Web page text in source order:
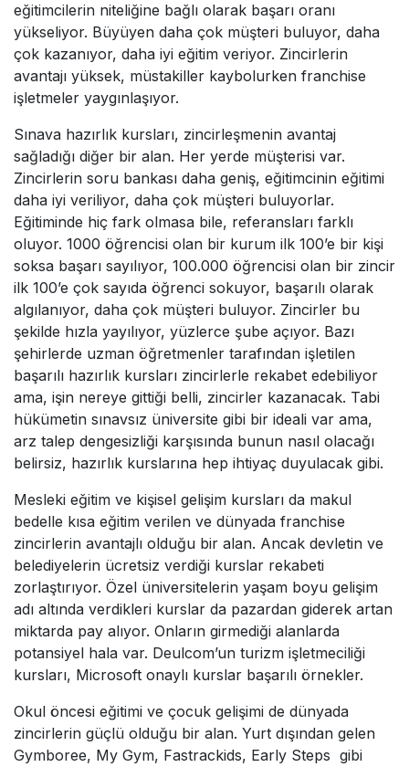
eğitimcilerin niteliğine bağlı olarak başarı oranı
yükseliyor. Büyüyen daha çok müşteri buluyor, daha
çok kazanıyor, daha iyi eğitim veriyor. Zincirlerin
avantajı yüksek, müstakiller kaybolurken franchise
işletmeler yaygınlaşıyor.
Sınava hazırlık kursları, zincirleşmenin avantaj
sağladığı diğer bir alan. Her yerde müşterisi var.
Zincirlerin soru bankası daha geniş, eğitimcinin eğitimi
daha iyi veriliyor, daha çok müşteri buluyorlar.
Eğitiminde hiç fark olmasa bile, referansları farklı
oluyor. 1000 öğrencisi olan bir kurum ilk 100’e bir kişi
soksa başarı sayılıyor, 100.000 öğrencisi olan bir zincir
ilk 100’e çok sayıda öğrenci sokuyor, başarılı olarak
algılanıyor, daha çok müşteri buluyor. Zincirler bu
şekilde hızla yayılıyor, yüzlerce şube açıyor. Bazı
şehirlerde uzman öğretmenler tarafından işletilen
başarılı hazırlık kursları zincirlerle rekabet edebiliyor
ama, işin nereye gittiği belli, zincirler kazanacak. Tabi
hükümetin sınavsız üniversite gibi bir ideali var ama,
arz talep dengesizliği karşısında bunun nasıl olacağı
belirsiz, hazırlık kurslarına hep ihtiyaç duyulacak gibi.
Mesleki eğitim ve kişisel gelişim kursları da makul
bedelle kısa eğitim verilen ve dünyada franchise
zincirlerin avantajlı olduğu bir alan. Ancak devletin ve
belediyelerin ücretsiz verdiği kurslar rekabeti
zorlaştırıyor. Özel üniversitelerin yaşam boyu gelişim
adı altında verdikleri kurslar da pazardan giderek artan
miktarda pay alıyor. Onların girmediği alanlarda
potansiyel hala var. Deulcom’un turizm işletmeciliği
kursları, Microsoft onaylı kurslar başarılı örnekler.
Okul öncesi eğitimi ve çocuk gelişimi de dünyada
zincirlerin güçlü olduğu bir alan. Yurt dışından gelen
Gymboree, My Gym, Fastrackids, Early Steps gibi